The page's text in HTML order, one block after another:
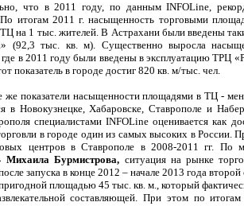
что в 2011 году, по данным INFOLine,
итогам 2011 г. насыщенность торговыми
на 1 тыс. жителей. В Астрахани были введены
(92,3 тыс. кв. м). Существенно выросла
где в 2011 году были введены в эксплуатацию ТРЦ
показатель в городе достиг 820 кв. м/тыс. чел.
же показатели насыщенности площадями в ТЦ -
в Новокузнецке, Хабаровске, Ставрополе и
специалистами INFOLine оценивается как
в городе один из самых высоких в России.
центров в Ставрополе в 2008-2011 гг. По
Михаила Бурмистрова, ситуация на рынке
запуска в конце 2012 – начале 2013 года
площадью 45 тыс. кв. м., который
составляющей. При этом по